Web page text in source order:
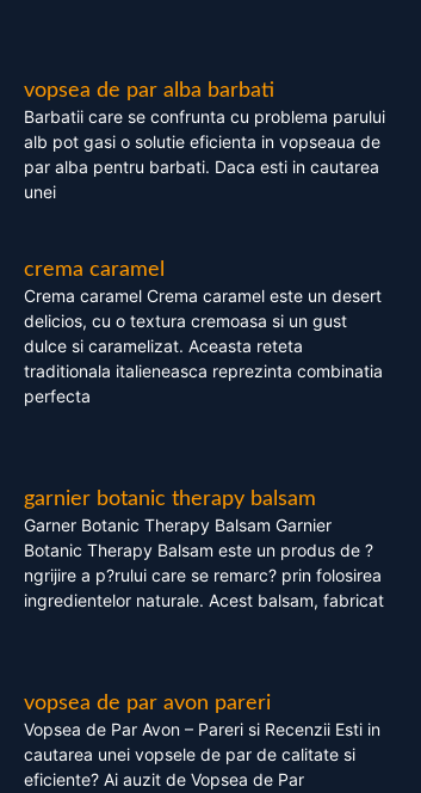
vopsea de par alba barbati
Barbatii care se confrunta cu problema parului
alb pot gasi o solutie eficienta in vopseaua de
par alba pentru barbati. Daca esti in cautarea
unei
crema caramel
Crema caramel Crema caramel este un desert
delicios, cu o textura cremoasa si un gust
dulce si caramelizat. Aceasta reteta
traditionala italieneasca reprezinta combinatia
perfecta
garnier botanic therapy balsam
Garner Botanic Therapy Balsam Garnier
Botanic Therapy Balsam este un produs de ?
ngrijire a p?rului care se remarc? prin folosirea
ingredientelor naturale. Acest balsam, fabricat
vopsea de par avon pareri
Vopsea de Par Avon – Pareri si Recenzii Esti in
cautarea unei vopsele de par de calitate si
eficiente? Ai auzit de Vopsea de Par